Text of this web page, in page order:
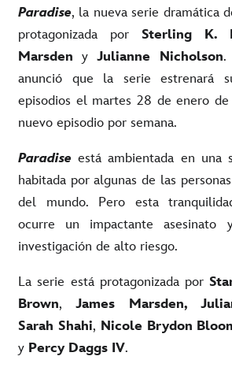
Paradise, la nueva serie dramática
protagonizada por Sterling K.
Marsdeny Julianne Nicholson.
anunció que la serie estrenará
episodios el martes 28 de enero
nuevo episodio por semana.
Paradise está ambientada en una
habitada por algunas de las
del mundo. Pero esta
ocurre un impactante asesinato
investigación de alto riesgo.
La serie está protagonizada por
Brown, James Marsden,
Sarah Shahi, Nicole Brydon
y Percy Daggs IV.